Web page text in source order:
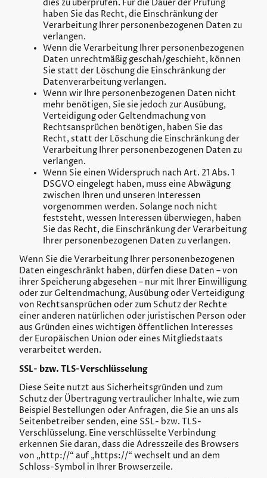
dies zu überprüfen. Für die Dauer der Prüfung
haben Sie das Recht, die Einschränkung der
Verarbeitung Ihrer personenbezogenen Daten zu
verlangen.
Wenn die Verarbeitung Ihrer personenbezogenen
Daten unrechtmäßig geschah/geschieht, können
Sie statt der Löschung die Einschränkung der
Datenverarbeitung verlangen.
Wenn wir Ihre personenbezogenen Daten nicht
mehr benötigen, Sie sie jedoch zur Ausübung,
Verteidigung oder Geltendmachung von
Rechtsansprüchen benötigen, haben Sie das
Recht, statt der Löschung die Einschränkung der
Verarbeitung Ihrer personenbezogenen Daten zu
verlangen.
Wenn Sie einen Widerspruch nach Art. 21 Abs. 1
DSGVO eingelegt haben, muss eine Abwägung
zwischen Ihren und unseren Interessen
vorgenommen werden. Solange noch nicht
feststeht, wessen Interessen überwiegen, haben
Sie das Recht, die Einschränkung der Verarbeitung
Ihrer personenbezogenen Daten zu verlangen.
Wenn Sie die Verarbeitung Ihrer personenbezogenen
Daten eingeschränkt haben, dürfen diese Daten – von
ihrer Speicherung abgesehen – nur mit Ihrer Einwilligung
oder zur Geltendmachung, Ausübung oder Verteidigung
von Rechtsansprüchen oder zum Schutz der Rechte
einer anderen natürlichen oder juristischen Person oder
aus Gründen eines wichtigen öffentlichen Interesses
der Europäischen Union oder eines Mitgliedstaats
verarbeitet werden.
SSL- bzw. TLS-Verschlüsselung
Diese Seite nutzt aus Sicherheitsgründen und zum
Schutz der Übertragung vertraulicher Inhalte, wie zum
Beispiel Bestellungen oder Anfragen, die Sie an uns als
Seitenbetreiber senden, eine SSL- bzw. TLS-
Verschlüsselung. Eine verschlüsselte Verbindung
erkennen Sie daran, dass die Adresszeile des Browsers
von „http://“ auf „https://“ wechselt und an dem
Schloss-Symbol in Ihrer Browserzeile.